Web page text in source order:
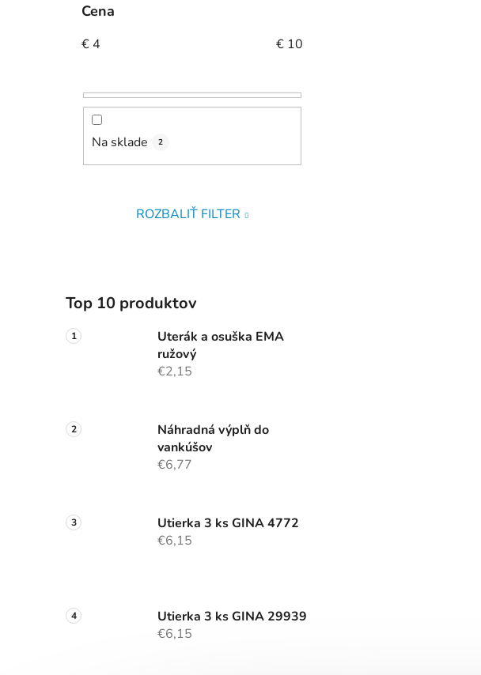
Cena
€ 4 € 10
Na sklade 2
ROZBALIŤ FILTER
Top 10 produktov
Uterák a osuška EMA
ružový
€2,15
Náhradná výplň do
vankúšov
€6,77
Utierka 3 ks GINA 4772
€6,15
Utierka 3 ks GINA 29939
€6,15